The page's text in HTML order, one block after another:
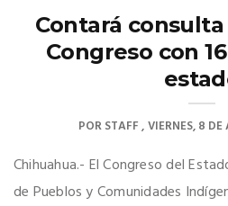
Contará
Congreso con
PORSTAFF VIERNES, 8
Chihuahua.- El Congreso del
de Pueblos y Comunidades